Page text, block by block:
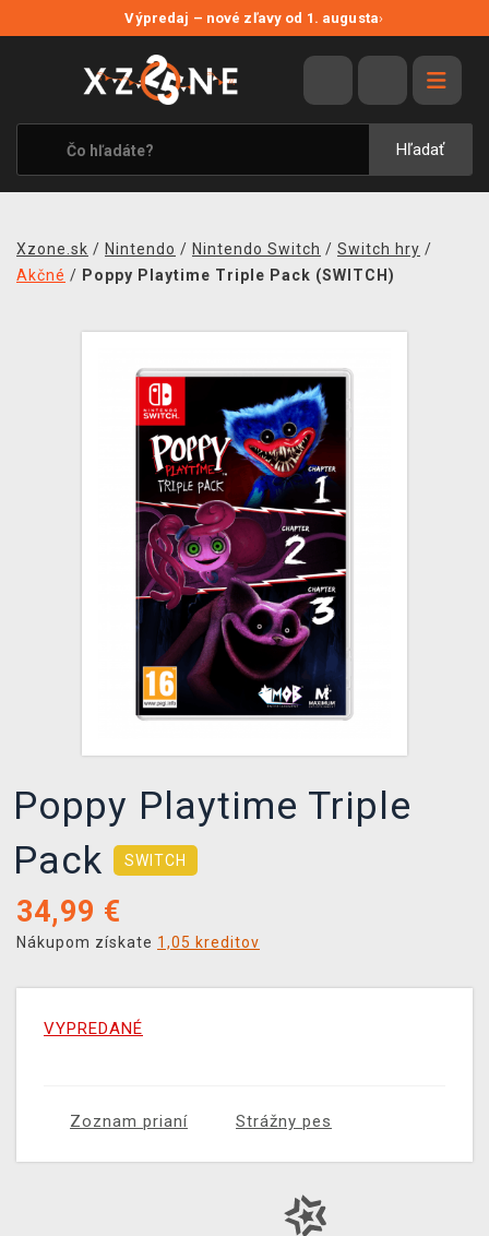
Výpredaj – nové zľavy od 1. augusta›
Hľadať
VÝPREDAJ
VIDEOHRY
XZONE ORIGINALS
TEMATIKY
MERCHANDISE
XZONE KLUB
Xzone.sk / Nintendo / Nintendo Switch / Switch hry /
Akčné / Poppy Playtime Triple Pack (SWITCH)
Poppy Playtime Triple
Pack
SWITCH
34,99 €
Nákupom získate 1,05 kreditov
VYPREDANÉ
Zoznam prianí Strážny pes